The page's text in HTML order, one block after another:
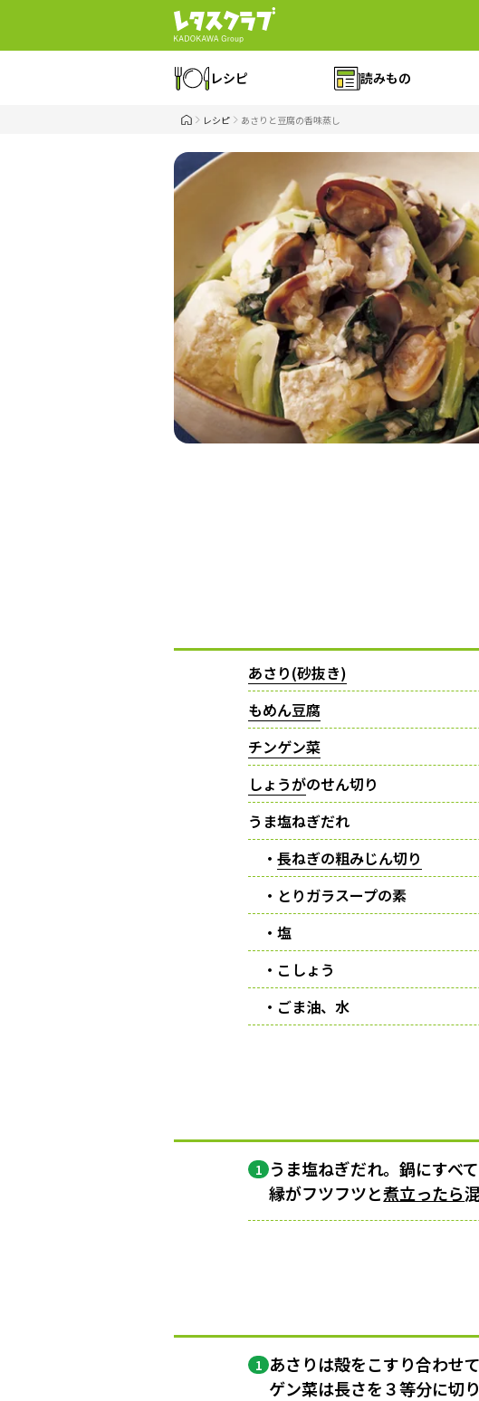
レシピ 読みもの
レシピ あさりと豆腐の香味蒸し
あさり(砂抜き)
もめん豆腐
チンゲン菜
しょうがのせん切り
うま塩ねぎだれ
・ 長ねぎの粗みじん切り
・とりガラスープの素
・塩
・こしょう
・ごま油、水
1 うま塩ねぎだれ。鍋にすべ
縁がフツフツと煮立ったら
1 あさりは殻をこすり合わせ
ゲン菜は長さを３等分に切